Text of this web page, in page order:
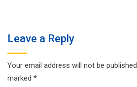
Leave a Reply
Your email address will not be published.
marked *